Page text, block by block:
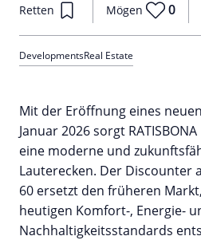
Retten Mögen 0
DevelopmentsReal Estate
Mit der Eröffnung eines
Januar 2026 sorgt
eine moderne und
Lauterecken. Der Discounter
60 ersetzt den früheren
heutigen Komfort-, Energie-
Nachhaltigkeitsstandards